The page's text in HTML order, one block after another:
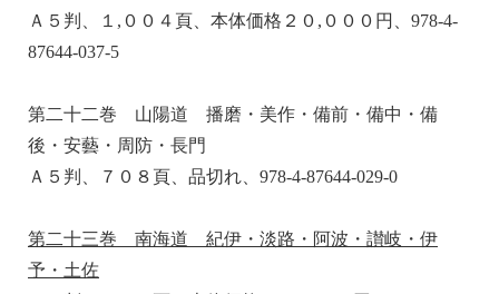
Ａ５判、１,００４頁、本体価格２０,０００円、978-4-
87644-037-5
第二十二巻 山陽道 播磨・美作・備前・備中・備
後・安藝・周防・長門
Ａ５判、７０８頁、品切れ、978-4-87644-029-0
第二十三巻 南海道 紀伊・淡路・阿波・讃岐・伊
予・土佐